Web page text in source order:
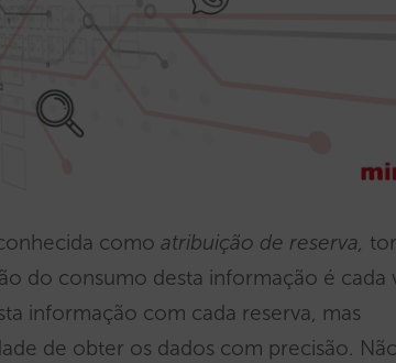
como atribuição de reserva,
do consumo desta informação é cada
informação com cada reserva, mas
de obter os dados com precisão.